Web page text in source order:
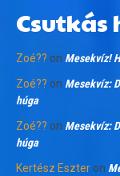
Csutkás
Zoé?? on Mesekvíz!
Zoé?? on Mesekvíz:
húga
Zoé?? on Mesekvíz:
húga
Kertész Eszter on